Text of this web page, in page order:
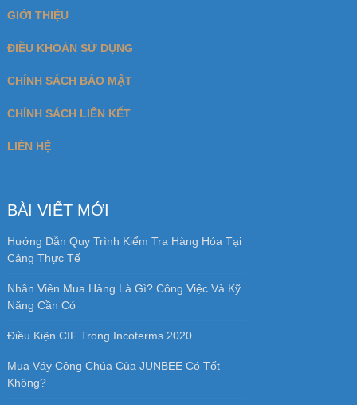
GIỚI THIỆU
ĐIỀU KHOẢN SỬ DỤNG
CHÍNH SÁCH BẢO MẬT
CHÍNH SÁCH LIÊN KẾT
LIÊN HỆ
BÀI VIẾT MỚI
Hướng Dẫn Quy Trình Kiểm Tra Hàng Hóa Tại
Cảng Thực Tế
Nhân Viên Mua Hàng Là Gì? Công Việc Và Kỹ
Năng Cần Có
Điều Kiện CIF Trong Incoterms 2020
Mua Váy Công Chúa Của JUNBEE Có Tốt
Không?